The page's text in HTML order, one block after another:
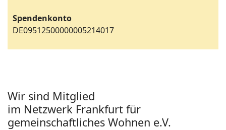
Spendenkonto
DE09512500000005214017
Wir sind Mitglied
im Netzwerk Frankfurt für
gemeinschaftliches Wohnen e.V.